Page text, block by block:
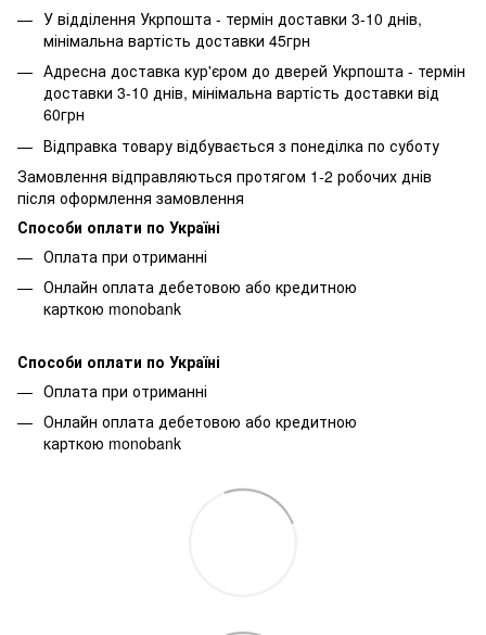
У відділення Укрпошта - термін доставки 3-10 днів,
мінімальна вартість доставки 45грн
Адресна доставка кур'єром до дверей Укрпошта - термін
доставки 3-10 днів, мінімальна вартість доставки від
60грн
Відправка товару відбувається з понеділка по суботу
Замовлення відправляються протягом 1-2 робочих днів
після оформлення замовлення
Способи оплати по Україні
Оплата при отриманні
Онлайн оплата дебетовою або кредитною
карткою monobank
Способи оплати по Україні
Оплата при отриманні
Онлайн оплата дебетовою або кредитною
карткою monobank